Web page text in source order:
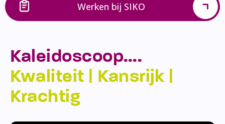
Werken bij SIKO
Kaleidoscoop….
Kwaliteit | Kansrijk |
Krachtig